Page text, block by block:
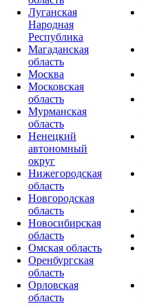
Луганская
Народная
Республика
Магаданская
область
Москва
Московская
область
Мурманская
область
Ненецкий
автономный
округ
Нижегородская
область
Новгородская
область
Новосибирская
область
Омская область
Оренбургская
область
Орловская
область